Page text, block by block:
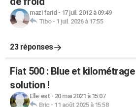
mazi farid - 17 juil. 2012 à 09:49
Tibo- 1 juil. 2026 à 17:55
23 réponses
Fiat 500 : Blue et
solution !
Elle-est - 20 mai 2021 à 15:07
Bric - 11 août 2025 à 15:58